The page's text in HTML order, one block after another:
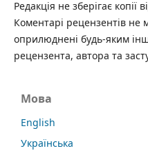
Редакція не зберігає копії
Коментарі рецензентів не
оприлюднені будь-яким
рецензента, автора та
Мова
English
Українська